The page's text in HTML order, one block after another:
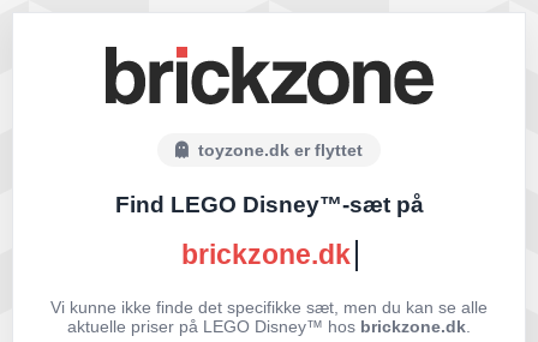
toyzone.dk er flyttet
Find LEGO Disney™-sæt på
brickzone.dk
Vi kunne ikke finde det specifikke sæt, men du kan se alle
aktuelle priser på LEGO Disney™ hos brickzone.dk